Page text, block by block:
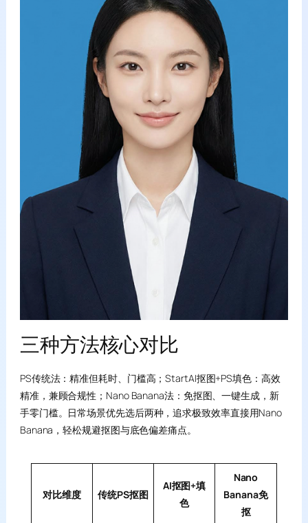
三种方法核心对比
PS传统法：精准但耗时、门槛高；StartAI抠图+PS填色：高效
精准，兼顾合规性；Nano Banana法：免抠图、一键生成，新
手零门槛。日常场景优先选后两种，追求极致效率直接用Nano
Banana，轻松规避抠图与底色偏差痛点。
对比维度 传统PS抠图
AI抠图+填
色
Nano
Banana免
抠